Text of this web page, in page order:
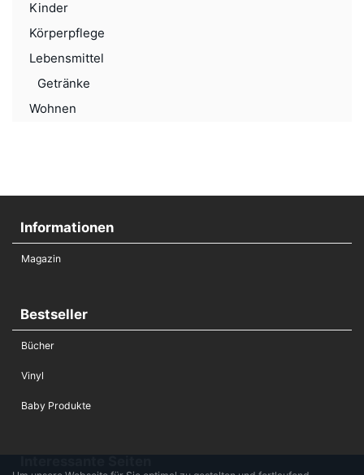
Kinder
Körperpflege
Lebensmittel
Getränke
Wohnen
Informationen
Magazin
Bestseller
Bücher
Vinyl
Baby Produkte